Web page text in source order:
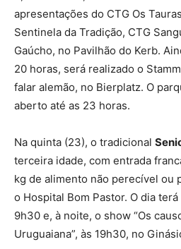
apresentações do CTG Os
Sentinela da Tradição, CTG
Gaúcho, no Pavilhão do Kerb.
20 horas, será realizado o
falar alemão, no Bierplatz. O
aberto até as 23 horas.
Na quinta (23), o tradicional
terceira idade, com entrada
kg de alimento não perecível ou
o Hospital Bom Pastor. O dia
9h30 e, à noite, o show “Os
Uruguaiana”, às 19h30, no